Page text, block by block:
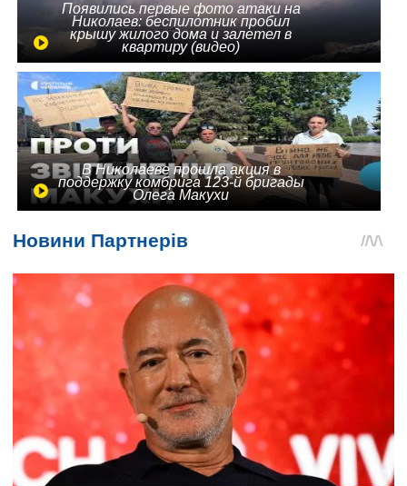
Появились первые фото атаки на
Николаев: беспилотник пробил
крышу жилого дома и залетел в
квартиру (видео)
В Николаеве прошла акция в
поддержку комбрига 123-й бригады
Олега Макухи